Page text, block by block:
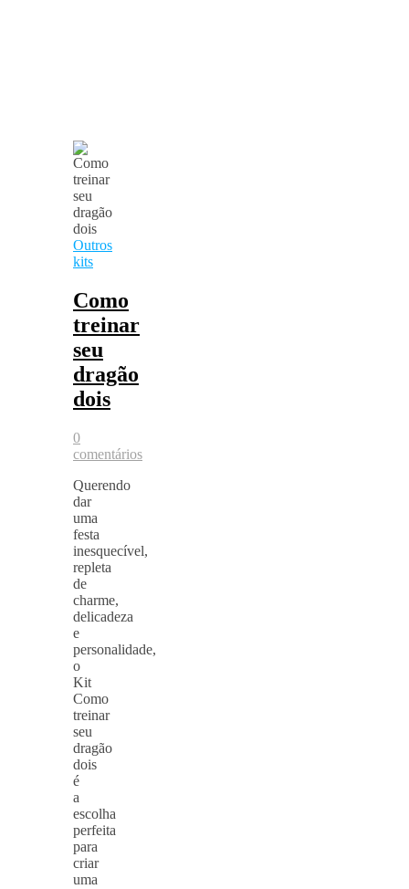
Outros
kits
Como
treinar
seu
dragão
dois
0
comentários
Querendo
dar
uma
festa
inesquecível,
repleta
de
charme,
delicadeza
e
personalidade,
o
Kit
Como
treinar
seu
dragão
dois
é
a
escolha
perfeita
para
criar
uma